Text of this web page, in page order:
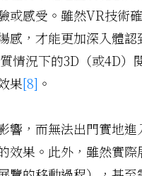
感受。雖然VR技術
，才能更加深入體
情況下的3D（或4D）
果[8] 。
，而無法出門實地
果。此外，雖然實